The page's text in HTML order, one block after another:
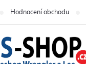
Hodnocení obchodu